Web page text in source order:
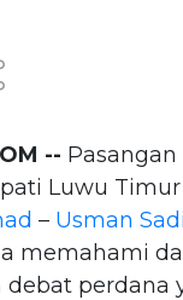
--
Luwu Timur
– Usman
memahami
perdana